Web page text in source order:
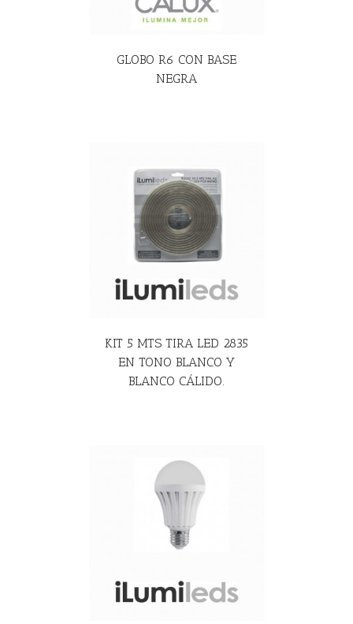
GLOBO R6 CON BASE
NEGRA
KIT 5 MTS TIRA LED 2835
EN TONO BLANCO Y
BLANCO CÁLIDO.